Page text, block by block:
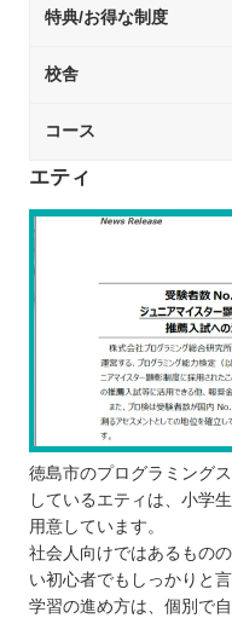
特典/お得な制度
校舎
コース
エティ
徳島市のプログラミング
しているエティは、小学
用意しています。
社会人向けではあるもの
い初心者でもしっかりと
学習の進め方は、個別で